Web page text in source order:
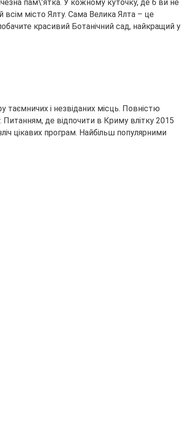
пам\’ятка. У кожному куточку, де б ви не
місто Ялту. Сама Велика Ялта – це
красивий Ботанічний сад, найкращий у
таємничих і незвіданих місць. Повністю
де відпочити в Криму влітку 2015
цікавих програм. Найбільш популярними